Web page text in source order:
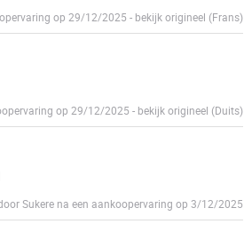
op 29/12/2025 - bekijk origineel (Frans)
op 29/12/2025 - bekijk origineel (Duits)
Sukere na een aankoopervaring op 3/12/2025